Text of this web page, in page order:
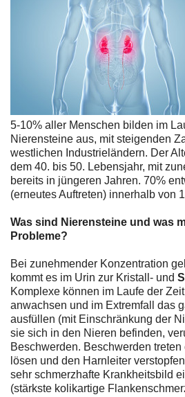
5-10% aller Menschen bilden im
Nierensteine aus, mit steigenden
westlichen Industrieländern. Der
dem 40. bis 50. Lebensjahr, mit
bereits in jüngeren Jahren. 70%
(erneutes Auftreten) innerhalb von
Was sind Nierensteine und was
Probleme?
Bei zunehmender Konzentration
kommt es im Urin zur Kristall- und
Komplexe können im Laufe der
anwachsen und im Extremfall das
ausfüllen (mit Einschränkung der
sie sich in den Nieren befinden,
Beschwerden. Beschwerden
lösen und den Harnleiter
sehr schmerzhafte Krankheitsbild
(stärkste kolikartige